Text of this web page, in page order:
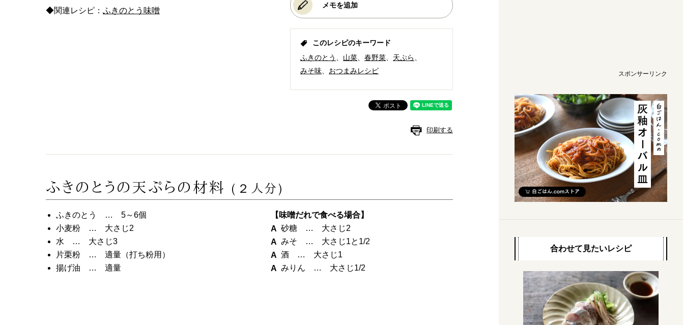
◆関連レシピ： ふきのとう味噌
メモを追加
このレシピのキーワード
ふきのとう
山菜 春野菜
天ぷら
みそ味
おつまみレシピ
印刷する
ふきのとうの天ぷらの材料 (２人分)
ふきのとう … 5～6個
小麦粉 … 大さじ2
水 … 大さじ3
片栗粉 … 適量（打ち粉用）
揚げ油 … 適量
【味噌だれで食べる場合】
砂糖 … 大さじ2
みそ … 大さじ1と1/2
酒 … 大さじ1
みりん … 大さじ1/2
スポンサーリンク
合わせて見たいレシピ